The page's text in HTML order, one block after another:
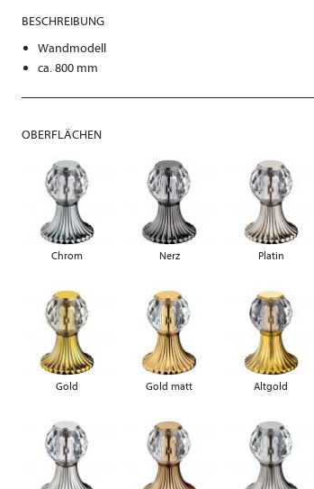
BESCHREIBUNG
Wandmodell
ca. 800 mm
OBERFLÄCHEN
Chrom Nerz Platin
Gold Gold matt Altgold